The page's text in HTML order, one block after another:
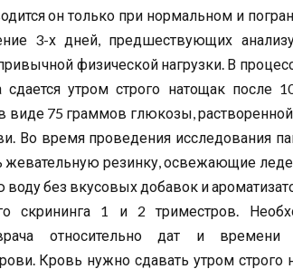
он только при нормальном и
3-х дней, предшествующих
физической нагрузки. В
утром строго натощак после
виде 75 граммов глюкозы,
Во время проведения исследования
жевательную резинку, освежающие
воду без вкусовых добавок и
скрининга 1 и 2 триместров.
относительно дат и времени
Кровь нужно сдавать утром строго